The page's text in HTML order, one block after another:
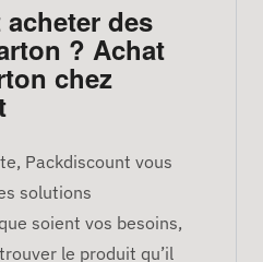
des
? Achat
chez
Packdiscount vous
solutions
soient vos besoins,
le produit qu’il